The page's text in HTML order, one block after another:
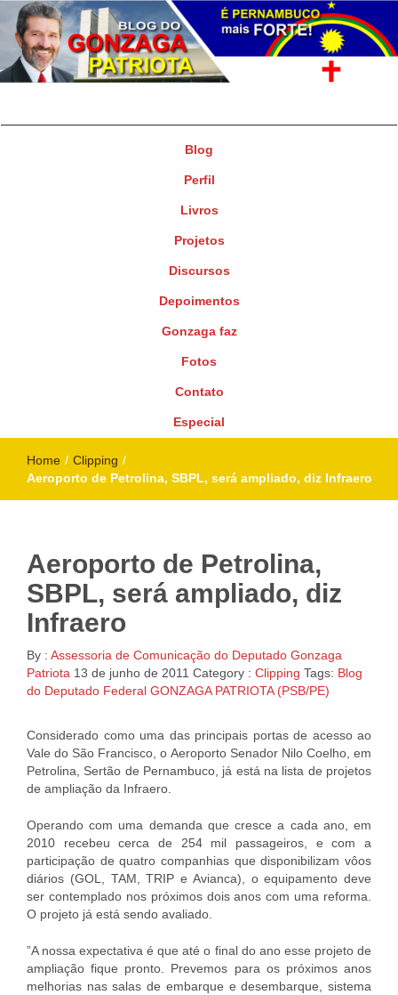
Blog
Perfil
Livros
Projetos
Discursos
Depoimentos
Gonzaga faz
Fotos
Contato
Especial
Home / Clipping /
Aeroporto de Petrolina, SBPL, será ampliado, diz Infraero
Aeroporto de Petrolina,
SBPL, será ampliado, diz
Infraero
By : Assessoria de Comunicação do Deputado Gonzaga
Patriota 13 de junho de 2011 Category : Clipping Tags: Blog
do Deputado Federal GONZAGA PATRIOTA (PSB/PE)
Considerado como uma das principais portas de acesso ao
Vale do São Francisco, o Aeroporto Senador Nilo Coelho, em
Petrolina, Sertão de Pernambuco, já está na lista de projetos
de ampliação da Infraero.
Operando com uma demanda que cresce a cada ano, em
2010 recebeu cerca de 254 mil passageiros, e com a
participação de quatro companhias que disponibilizam vôos
diários (GOL, TAM, TRIP e Avianca), o equipamento deve
ser contemplado nos próximos dois anos com uma reforma.
O projeto já está sendo avaliado.
”A nossa expectativa é que até o final do ano esse projeto de
ampliação fique pronto. Prevemos para os próximos anos
melhorias nas salas de embarque e desembarque, sistema